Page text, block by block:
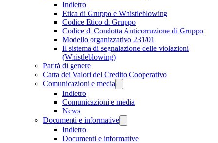
Indietro
Etica di Gruppo e Whistleblowing
Codice Etico di Gruppo
Codice di Condotta Anticorruzione di Gruppo
Modello organizzativo 231/01
Il sistema di segnalazione delle violazioni
(Whistleblowing)
Parità di genere
Carta dei Valori del Credito Cooperativo
Comunicazioni e media
Indietro
Comunicazioni e media
News
Documenti e informative
Indietro
Documenti e informative